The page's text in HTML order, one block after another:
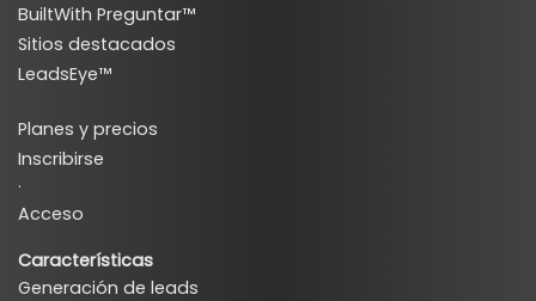
BuiltWith Preguntar™
Sitios destacados
LeadsEye™
Planes y precios
Inscribirse
·
Acceso
Características
Generación de leads